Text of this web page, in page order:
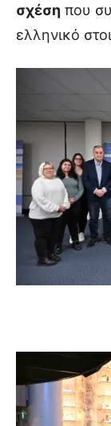
σχέση που
ελληνικό